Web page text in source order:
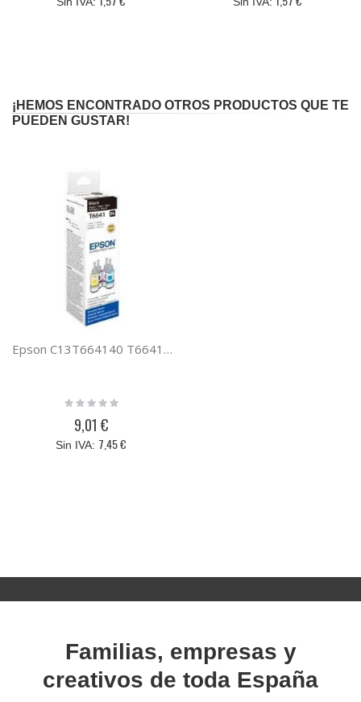
¡HEMOS ENCONTRADO OTROS PRODUCTOS QUE TE
PUEDEN GUSTAR!
Epson C13T664140 T6641 CARTUCHO ECOTANK NEGRO 70ML
Rating:
9,01 €
7,45 €
Familias, empresas y
creativos de toda España